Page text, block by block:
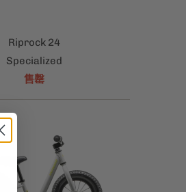
Riprock 24
Specialized
售罄